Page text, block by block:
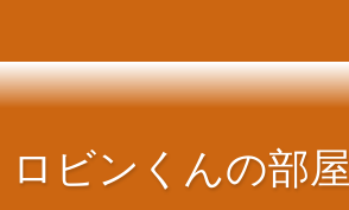
ロビンくんの部屋